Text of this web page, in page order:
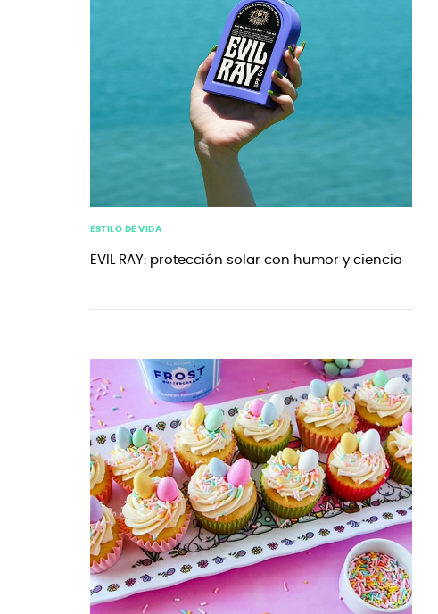
ESTILO DE VIDA
EVIL RAY: protección solar con humor y ciencia